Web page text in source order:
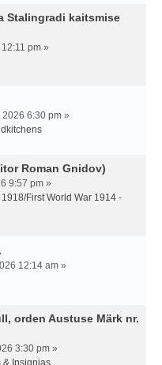
Stalingradi kaitsmise
pm »
2026 6:30 pm »
Roman Gnidov)
9:57 pm »
First World War 1914 -
12:14 am »
orden Austuse Märk nr.
3:30 pm »
& Insignias